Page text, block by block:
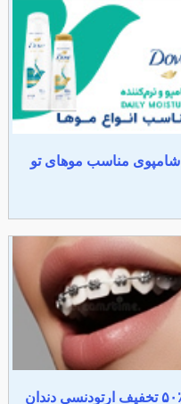
شامپوی مناسب موهای تو
۵۰٪ تخفیف ارتودنسی دندان